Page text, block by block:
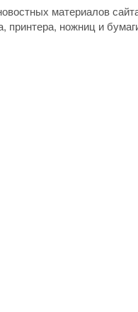
материалов
принтера, ножниц и